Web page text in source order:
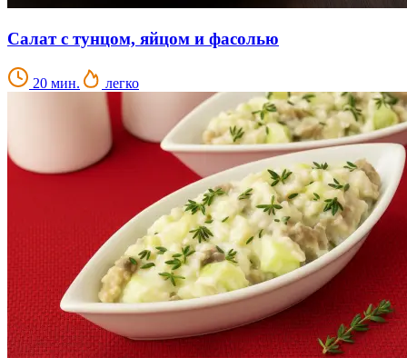
Салат с тунцом, яйцом и фасолью
20 мин. легко